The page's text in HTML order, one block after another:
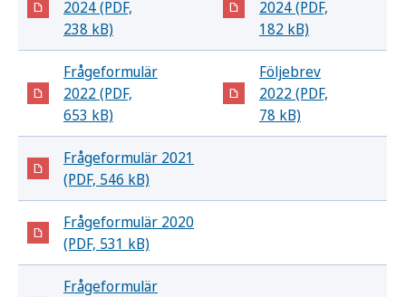
2024 (PDF,
238 kB)
2024 (PDF,
182 kB)
Frågeformulär
2022 (PDF,
653 kB)
Följebrev
2022 (PDF,
78 kB)
Frågeformulär 2021
(PDF, 546 kB)
Frågeformulär 2020
(PDF, 531 kB)
Frågeformulär